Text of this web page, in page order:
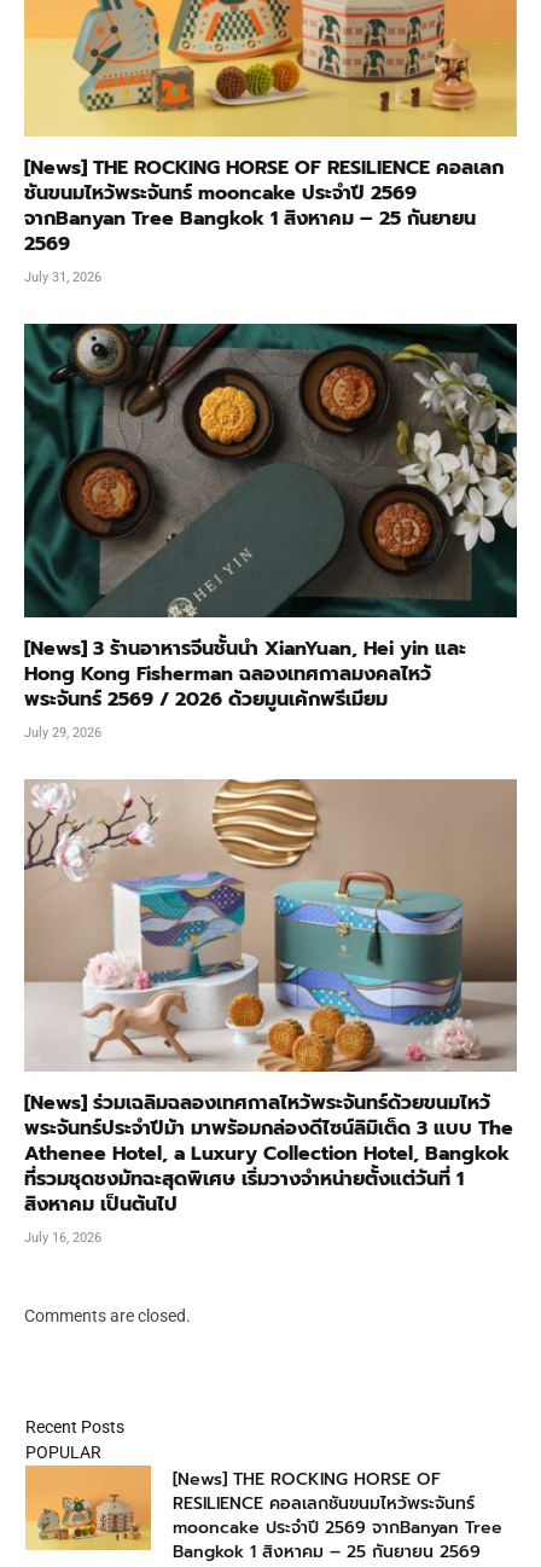
[News] THE ROCKING HORSE OF RESILIENCE คอลเลก
ชันขนมไหว้พระจันทร์ mooncake ประจำปี 2569
จากBanyan Tree Bangkok 1 สิงหาคม – 25 กันยายน
2569
July 31, 2026
[News] 3 ร้านอาหารจีนชั้นนำ XianYuan, Hei yin และ
Hong Kong Fisherman ฉลองเทศกาลมงคลไหว้
พระจันทร์ 2569 / 2026 ด้วยมูนเค้กพรีเมียม
July 29, 2026
[News] ร่วมเฉลิมฉลองเทศกาลไหว้พระจันทร์ด้วยขนมไหว้
พระจันทร์ประจำปีม้า มาพร้อมกล่องดีไซน์ลิมิเต็ด 3 แบบ The
Athenee Hotel, a Luxury Collection Hotel, Bangkok
ที่รวมชุดชงมัทฉะสุดพิเศษ เริ่มวางจำหน่ายตั้งแต่วันที่ 1
สิงหาคม เป็นต้นไป
July 16, 2026
Comments are closed.
Recent Posts
POPULAR
[News] THE ROCKING HORSE OF
RESILIENCE คอลเลกชันขนมไหว้พระจันทร์
mooncake ประจำปี 2569 จากBanyan Tree
Bangkok 1 สิงหาคม – 25 กันยายน 2569